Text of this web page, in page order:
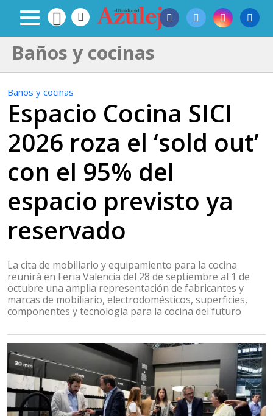
Baños y cocinas
Baños y cocinas
Espacio Cocina SICI
2026 roza el ‘sold out’
con el 95% del
espacio previsto ya
reservado
La cita de mobiliario y equipamiento para la cocina
reunirá en Feria Valencia del 28 de septiembre al 1 de
octubre una amplia representación de fabricantes y
marcas de mobiliario, electrodomésticos, superficies,
componentes y tecnología para la cocina del futuro